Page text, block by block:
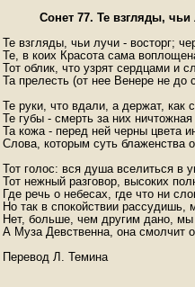
Сонет 77. Те взгляды,
Те взгляды, чьи лучи - восторг;
Те, в коих Красота сама
Тот облик, что узрят сердцами и
Та прелесть (от нее Венере не до
Те руки, что вдали, а держат, как
Те губы - смерть за них ничтожная
Та кожа - перед ней черны цвета
Слова, которым суть блаженства
Тот голос: вся душа вселиться в
Тот нежный разговор, высоких
Где речь о небесах, где что ни
Но так в спокойствии рассудишь,
Нет, больше, чем другим дано,
А Муза Девственна, она смолчит
Перевод Л. Темина